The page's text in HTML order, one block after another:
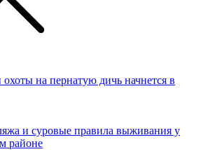
на пернатую дичь начнется в
и суровые правила выживания у
районе